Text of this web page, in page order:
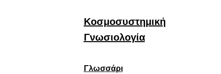
Κοσμοσυστημική
Γνωσιολογία
Γλωσσάρι